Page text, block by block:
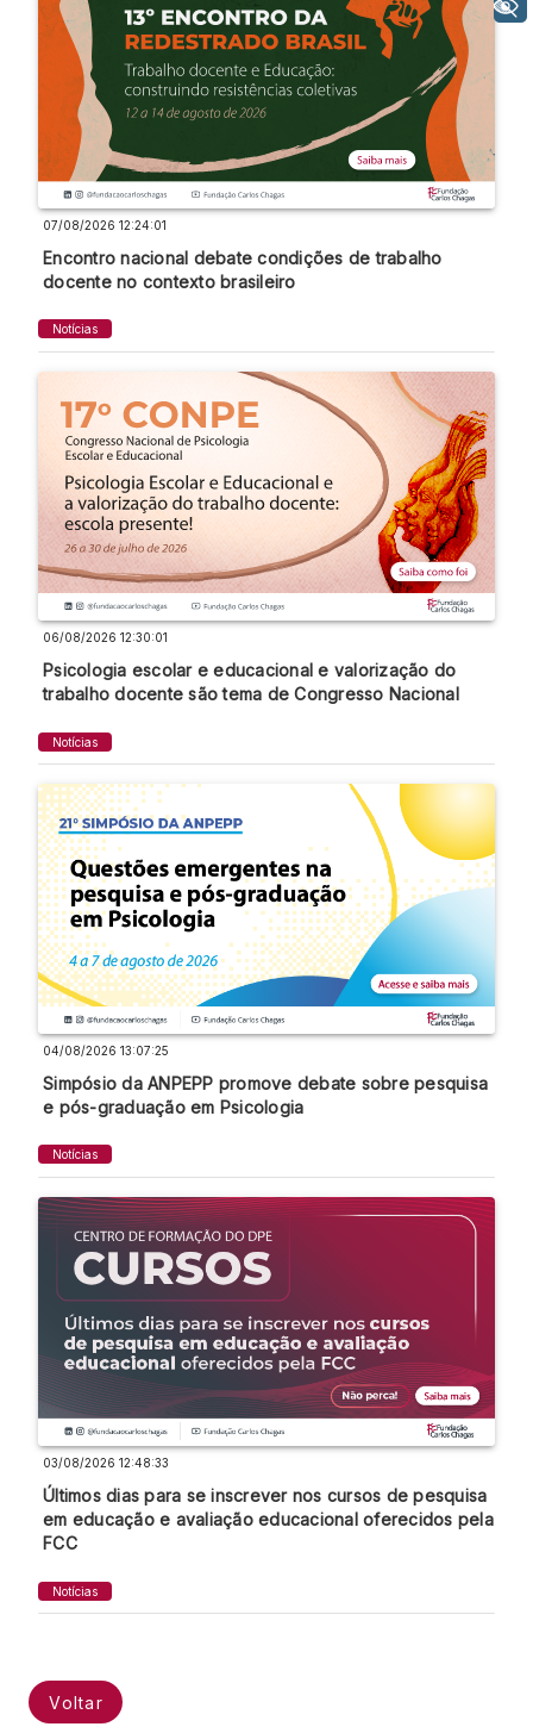
07/08/2026 12:24:01
Encontro nacional debate condições de trabalho
docente no contexto brasileiro
Notícias
06/08/2026 12:30:01
Psicologia escolar e educacional e valorização do
trabalho docente são tema de Congresso Nacional
Notícias
04/08/2026 13:07:25
Simpósio da ANPEPP promove debate sobre pesquisa
e pós-graduação em Psicologia
Notícias
03/08/2026 12:48:33
Últimos dias para se inscrever nos cursos de pesquisa
em educação e avaliação educacional oferecidos pela
FCC
Notícias
Voltar
+ Acessibilidade